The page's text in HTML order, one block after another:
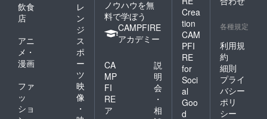
飲食
店
レ
ン
ジ
アニ
メ・
漫画
ス
ポ
ー
ツ
ファ
ッ
ショ
映
像
・
ノウハウを無
料で学ぼう
CAMPFIRE
アカデミー
CA
MP
FI
RE
ア
説
明
会
・
相
Crea
tion
CAM
PFI
RE
for
Soci
al
Goo
d
各種規定
利用規
約
細則
プライ
バシー
ポリ
シー